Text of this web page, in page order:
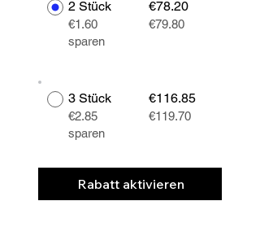
3 Stück €116.85
€2.85
sparen
€119.70
€1.60
sparen
€79.80
2 Stück €78.20
Rabatt aktivieren